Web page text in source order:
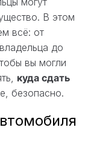
В этом
всё: от
до
вы могли
куда сдать
безопасно.